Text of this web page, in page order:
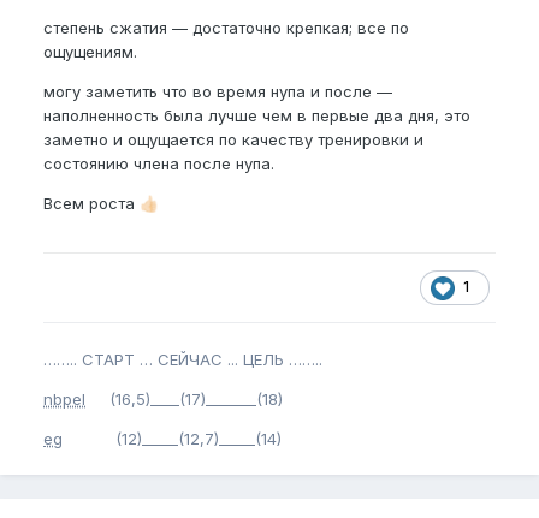
степень сжатия — достаточно крепкая; все по
ощущениям.
могу заметить что во время нупа и после —
наполненность была лучше чем в первые два дня, это
заметно и ощущается по качеству тренировки и
состоянию члена после нупа.
Всем роста 👍🏻
1
…….. СТАРТ … СЕЙЧАС ... ЦЕЛЬ ……..
nbpel (16,5)____(17)_______(18)
eg (12)_____(12,7)_____(14)